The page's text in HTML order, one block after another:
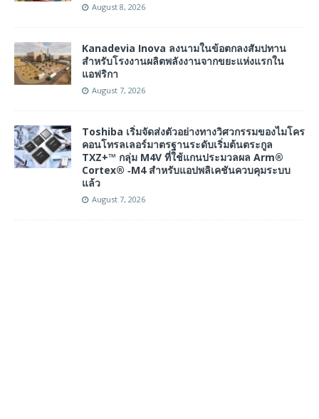
August 8, 2026
Kanadevia Inova ลงนามในข้อตกลงสัมปทาน
สำหรับโรงงานผลิตพลังงานจากขยะแห่งแรกใน
แอฟริกา
August 7, 2026
Toshiba เริ่มจัดส่งตัวอย่างทางวิศวกรรมของไมโคร
คอนโทรลเลอร์มาตรฐานระดับเริ่มต้นตระกูล
TXZ+™ กลุ่ม M4V ที่ใช้แกนประมวลผล Arm®
Cortex® ‑M4 สำหรับแอปพลิเคชันควบคุมระบบ
แล้ว
August 7, 2026